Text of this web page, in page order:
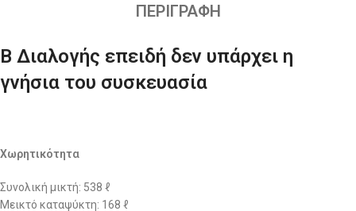
ΠΕΡΙΓΡΑΦΉ
Β Διαλογής επειδή δεν υπάρχει η
γνήσια του συσκευασία
Χωρητικότητα
Συνολική μικτή: 538 ℓ
Μεικτό καταψύκτη: 168 ℓ